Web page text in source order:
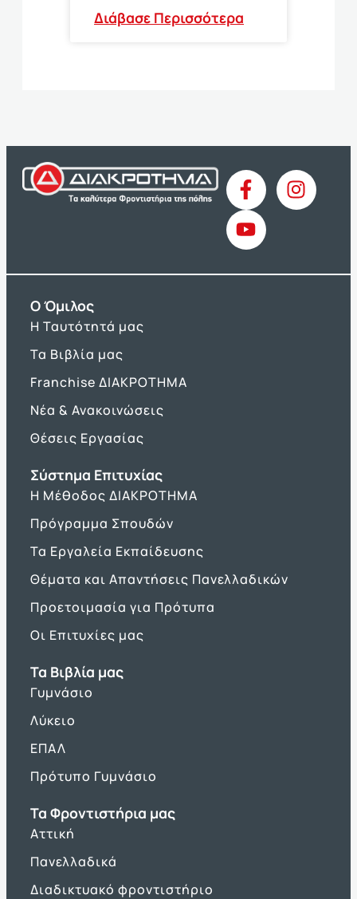
Διάβασε Περισσότερα
O Όμιλος
Η Ταυτότητά μας
Τα Βιβλία μας
Franchise ΔΙΑΚΡΟΤΗΜΑ
Νέα & Ανακοινώσεις
Θέσεις Εργασίας
Σύστημα Επιτυχίας
Η Μέθοδος ΔΙΑΚΡΟΤΗΜΑ
Πρόγραμμα Σπουδών
Τα Εργαλεία Εκπαίδευσης
Θέματα και Απαντήσεις Πανελλαδικών
Προετοιμασία για Πρότυπα
Οι Επιτυχίες μας
Τα Βιβλία μας
Γυμνάσιο
Λύκειο
ΕΠΑΛ
Πρότυπο Γυμνάσιο
Τα Φροντιστήρια μας
Αττική
Πανελλαδικά
Διαδικτυακό φροντιστήριο